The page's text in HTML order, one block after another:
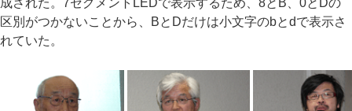
成された。7セグメントLEDで表示するため、8とB、0とDの
区別がつかないことから、BとDだけは小文字のbとdで表示さ
れていた。